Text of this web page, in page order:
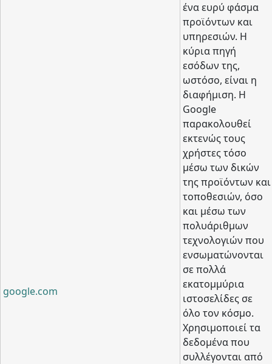
google.com
ένα ευρύ φάσμα
προϊόντων και
υπηρεσιών. Η
κύρια πηγή
εσόδων της,
ωστόσο, είναι η
διαφήμιση. Η
Google
παρακολουθεί
εκτενώς τους
χρήστες τόσο
μέσω των δικών
της προϊόντων και
τοποθεσιών, όσο
και μέσω των
πολυάριθμων
τεχνολογιών που
ενσωματώνονται
σε πολλά
εκατομμύρια
ιστοσελίδες σε
όλο τον κόσμο.
Χρησιμοποιεί τα
δεδομένα που
συλλέγονται από